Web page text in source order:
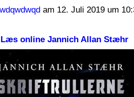
am 12. Juli 2019 um
online Jannich Allan Stæhr